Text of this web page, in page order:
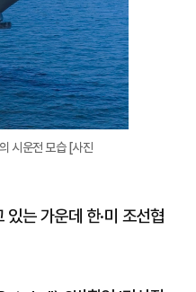
시운전 모습 [사진
는 가운데 한·미 조선협